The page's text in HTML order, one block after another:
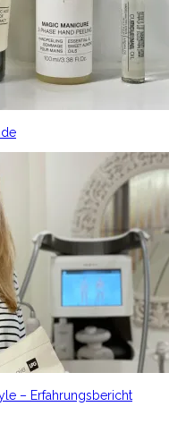
– Erfahrungsbericht